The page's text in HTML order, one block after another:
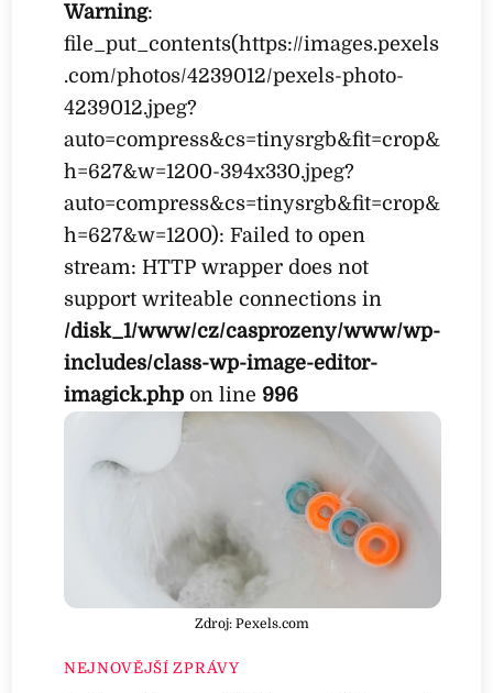
Warning:
file_put_contents(https://images.pexels
.com/photos/4239012/pexels-photo-
4239012.jpeg?
auto=compress&cs=tinysrgb&fit=crop&
h=627&w=1200-394x330.jpeg?
auto=compress&cs=tinysrgb&fit=crop&
h=627&w=1200): Failed to open
stream: HTTP wrapper does not
support writeable connections in
/disk_1/www/cz/casprozeny/www/wp-
includes/class-wp-image-editor-
imagick.php on line 996
Zdroj: Pexels.com
NEJNOVĚJŠÍ ZPRÁVY